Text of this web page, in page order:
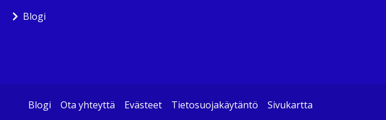
Blogi
Blogi Ota yhteyttä Evästeet Tietosuojakäytäntö Sivukartta